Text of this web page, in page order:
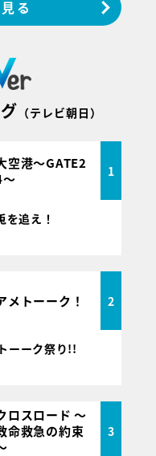
る
（テレビ朝日）
空港～GATE2
1
を追え！
メトーーク！ 2
ーーク祭り!!
ロスロード ～
命救急の約束
3